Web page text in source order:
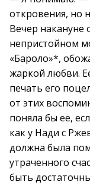
откровения, но
Вечер накануне
непристойном
«Бароло»*,
жаркой любви.
печать его
от этих
поняла бы ее,
как у Нади с
должна была
утраченного
быть